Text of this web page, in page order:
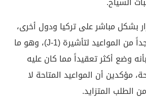
بشكل مباشر على تركيا ودول أخرى،
حيث فُتح عدد محدود جداً من المواعيد لتأشيرة (J-1)، وهو ما
وضع أكثر تعقيداً مما كان عليه
مؤكدين أن المواعيد المتاحة لا
الطلب المتزايد.